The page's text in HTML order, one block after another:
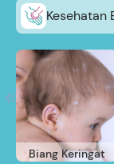
Kesehatan
Biang Keringat